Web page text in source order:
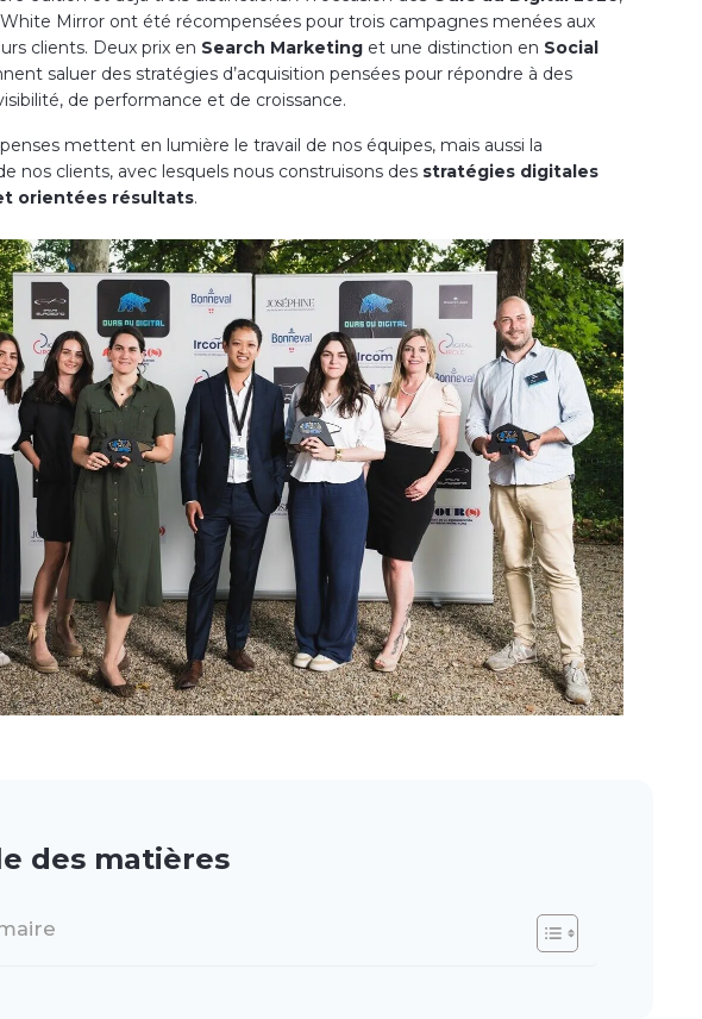
Mirror ont été récompensées pour trois campagnes menées aux
clients. Deux prix en Search Marketing et une distinction en Social
saluer des stratégies d’acquisition pensées pour répondre à des
de performance et de croissance.
mettent en lumière le travail de nos équipes, mais aussi la
nos clients, avec lesquels nous construisons des stratégies digitales
orientées résultats.
des matières